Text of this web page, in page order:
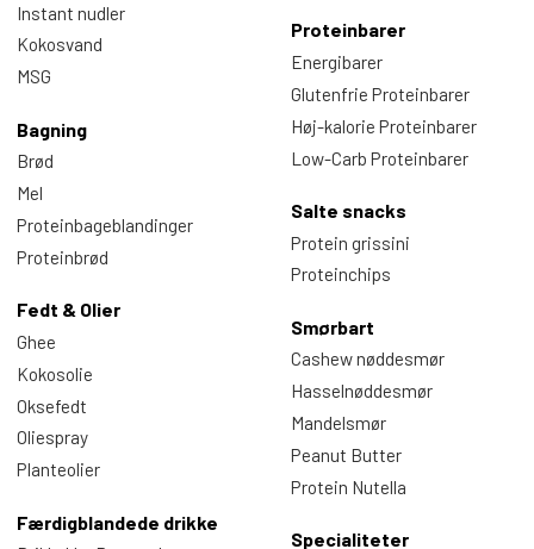
Instant nudler
Kokosvand
MSG
Bagning
Brød
Mel
Proteinbageblandinger
Proteinbrød
Fedt & Olier
Ghee
Kokosolie
Oksefedt
Oliespray
Planteolier
Færdigblandede drikke
Proteinbarer
Energibarer
Glutenfrie Proteinbarer
Høj-kalorie Proteinbarer
Low-Carb Proteinbarer
Salte snacks
Protein grissini
Proteinchips
Smørbart
Cashew nøddesmør
Hasselnøddesmør
Mandelsmør
Peanut Butter
Protein Nutella
Specialiteter